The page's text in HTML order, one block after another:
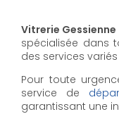
Vitrerie Gessienne
spécialisée dans
des services
Pour toute
service de
garantissant une